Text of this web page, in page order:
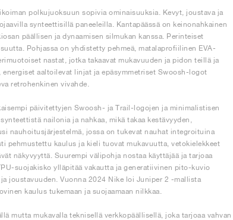
polkujuoksuun sopivia ominaisuuksia. Kevyt, joustava ja
synteettisillä paneeleilla. Kantapäässä on keinonahkainen
päällisen ja dynaamisen silmukan kanssa. Perinteiset
Pohjassa on yhdistetty pehmeä, matalaprofiilinen EVA-
nastat, jotka takaavat mukavuuden ja pidon teillä ja
aaltoilevat linjat ja epäsymmetriset Swoosh-logot
retrohenkinen vivahde.
päivitettyjen Swoosh- ja Trail-logojen ja minimalistisen
nailonia ja nahkaa, mikä takaa kestävyyden,
nauhoitusjärjestelmä, jossa on tukevat nauhat integroituina
pehmustettu kaulus ja kieli tuovat mukavuutta, vetokielekkeet
näkyvyyttä. Suurempi välipohja nostaa käyttäjää ja tarjoaa
suojakisko ylläpitää vakautta ja generatiivinen pito-kuvio
joustavuuden. Vuonna 2024 Nike loi Juniper 2 -mallista
kaulus tukemaan ja suojaamaan nilkkaa.
mutta mukavalla teknisellä verkkopäällisellä, joka tarjoaa vahvan